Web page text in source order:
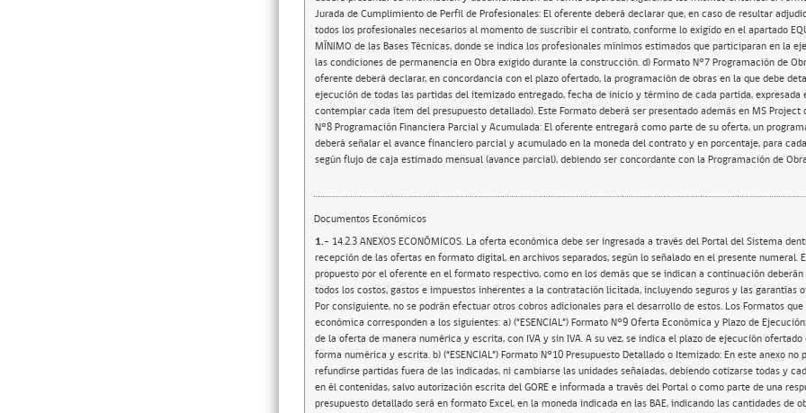
Jurada de Cumplimiento de Perfil de Profesionales: El oferente deberá declarar que, en caso de resultar
todos los profesionales necesarios al momento de suscribir el contrato, conforme lo exigido en el apartado
MÍNIMO de las Bases Técnicas, donde se indica los profesionales mínimos estimados que participaran en la
las condiciones de permanencia en Obra exigido durante la construcción. d) Formato N°7 Programación de
oferente deberá declarar, en concordancia con el plazo ofertado, la programación de obras en la que debe
ejecución de todas las partidas del itemizado entregado, fecha de inicio y término de cada partida, expresada
contemplar cada ítem del presupuesto detallado). Este Formato deberá ser presentado además en MS Project
N°8 Programación Financiera Parcial y Acumulada: El oferente entregará como parte de su oferta, un
deberá señalar el avance financiero parcial y acumulado en la moneda del contrato y en porcentaje, para
según flujo de caja estimado mensual (avance parcial), debiendo ser concordante con la Programación de
Documentos Económicos
1.- 14.2.3 ANEXOS ECONÓMICOS. La oferta económica debe ser ingresada a través del Portal del Sistema
recepción de las ofertas en formato digital, en archivos separados, según lo señalado en el presente numeral.
propuesto por el oferente en el formato respectivo, como en los demás que se indican a continuación
todos los costos, gastos e impuestos inherentes a la contratación licitada, incluyendo seguros y las garantías
Por consiguiente, no se podrán efectuar otros cobros adicionales para el desarrollo de estos. Los Formatos
económica corresponden a los siguientes: a) (“ESENCIAL”) Formato N°9 Oferta Económica y Plazo de
de la oferta de manera numérica y escrita, con IVA y sin IVA. A su vez, se indica el plazo de ejecución ofertado
forma numérica y escrita. b) (“ESENCIAL”) Formato N°10 Presupuesto Detallado o Itemizado: En este anexo
refundirse partidas fuera de las indicadas, ni cambiarse las unidades señaladas, debiendo cotizarse todas y
en él contenidas, salvo autorización escrita del GORE e informada a través del Portal o como parte de una
presupuesto detallado será en formato Excel, en la moneda indicada en las BAE, indicando las cantidades de